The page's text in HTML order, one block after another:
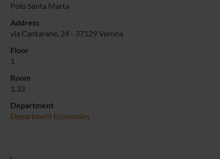
Polo Santa Marta
Address
via Cantarane, 24 - 37129 Verona
Floor
1
Room
1.33
Department
Department Economics